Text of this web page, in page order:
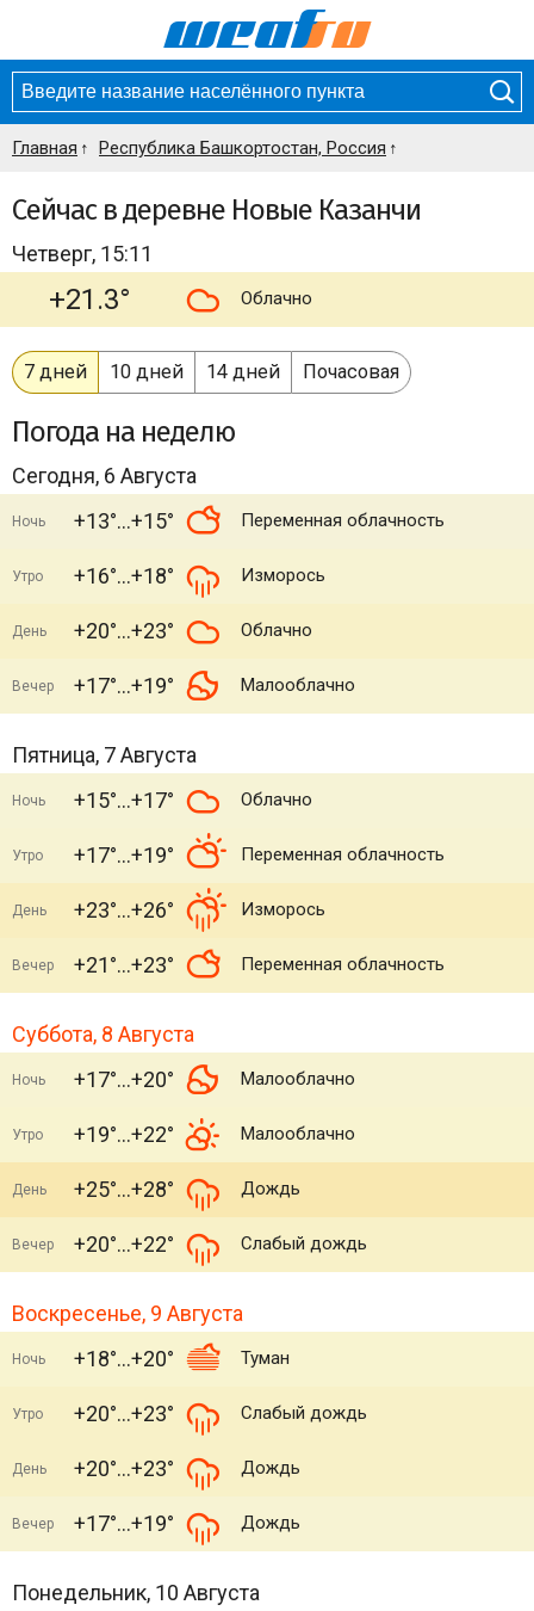
Главная Республика Башкортостан, Россия
Сейчас в деревне Новые Казанчи
Четверг, 15:11
+21.3° Облачно
7 дней 10 дней 14 дней Почасовая
Погода на неделю
Сегодня, 6 Августа
Ночь +13° +15° Переменная облачность
Утро +16° +18° Изморось
День +20° +23° Облачно
Вечер +17° +19° Малооблачно
Пятница, 7 Августа
Ночь +15° +17° Облачно
Утро +17° +19° Переменная облачность
День +23° +26° Изморось
Вечер +21° +23° Переменная облачность
Суббота, 8 Августа
Ночь +17° +20° Малооблачно
Утро +19° +22° Малооблачно
День +25° +28° Дождь
Вечер +20° +22° Слабый дождь
Воскресенье, 9 Августа
Ночь +18° +20° Туман
Утро +20° +23° Слабый дождь
День +20° +23° Дождь
Вечер +17° +19° Дождь
Понедельник, 10 Августа